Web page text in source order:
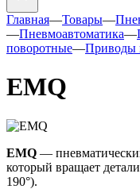
Главная—Товары—
—Пневмоавтоматика—
поворотные—Приводы
EMQ
EMQ —
который вращает
190°).